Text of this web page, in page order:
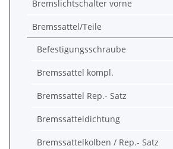
Bremslichtschalter vorne
Bremssattel/Teile
Befestigungsschraube
Bremssattel kompl.
Bremssattel Rep.- Satz
Bremssatteldichtung
Bremssattelkolben / Rep.- Satz